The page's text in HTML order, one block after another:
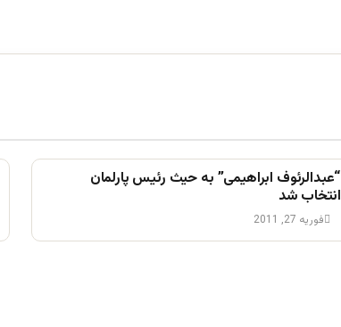
“عبدالرئوف ابراهیمی” به حیث رئیس پارلمان
انتخاب شد
فوریه 27, 2011